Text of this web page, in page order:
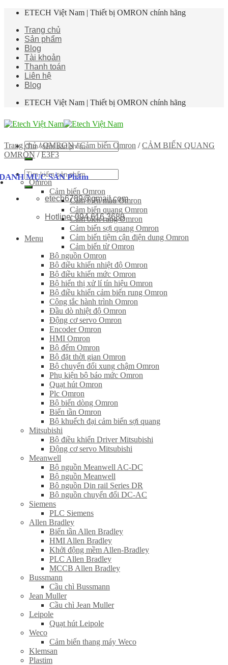
Skip
content
ETECH Việt Nam | Thiết bị OMRON chính hãng
Trang chủ
Sản phẩm
Blog
Tài khoản
Thanh toán
Liên hệ
Blog
ETECH Việt Nam | Thiết bị OMRON chính hãng
Tìm
kiếm:
Tìm
kiếm:
etech6789@gmail.com
Hotline: 094 616 3689
Menu
Trang chủ / OMRON / Cảm biến Omron / CẢM BIẾN QUANG
OMRON / E3F3
MỤC SẢN Phẩm
Omron
Cảm biến Omron
Cảm biến màu Omron
Cảm biến quang Omron
Cảm biến rung Omron
Cảm biến sợi quang Omron
Cảm biến tiệm cận điện dung Omron
Cảm biến từ Omron
Bộ nguồn Omron
Bộ điều khiển nhiệt độ Omron
Bộ điều khiển mức Omron
Bộ hiển thị xử lí tín hiệu Omron
Bộ điều khiển cảm biến rung Omron
Công tắc hành trình Omron
Đầu dò nhiệt độ Omron
Động cơ servo Omron
Encoder Omron
HMI Omron
Bộ đếm Omron
Bộ đặt thời gian Omron
Bộ chuyển đổi xung chậm Omron
Phụ kiện bộ báo mức Omron
Quạt hút Omron
Plc Omron
Bộ biến dòng Omron
Biến tần Omron
Bộ khuếch đại cảm biến sợi quang
Mitsubishi
Bộ điều khiển Driver Mitsubishi
Động cơ servo Mitsubishi
Meanwell
Bộ nguồn Meanwell AC-DC
Bộ nguồn Meanwell
Bô nguồn Din rail Series DR
Bộ nguồn chuyển đổi DC-AC
Siemens
PLC Siemens
Allen Bradley
Biến tần Allen Bradley
HMI Allen Bradley
Khởi động mềm Allen-Bradley
PLC Allen Bradley
MCCB Allen Bradley
Bussmann
Cầu chì Bussmann
Jean Muller
Cầu chì Jean Muller
Leipole
Quạt hút Leipole
Weco
Cảm biến thang máy Weco
Klemsan
Plastim